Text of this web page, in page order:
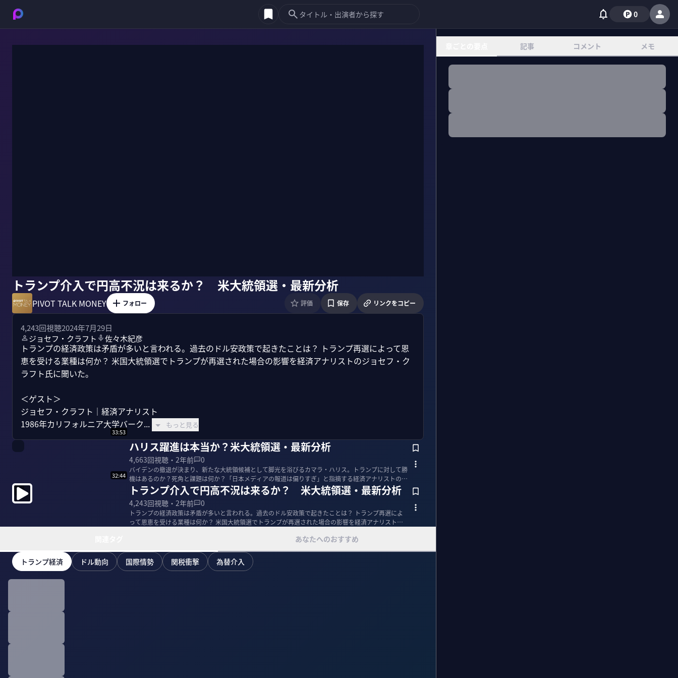
0
トランプ介入で円高不況は来るか？ 米大統領選・最新分析
PIVOT TALK MONEY フォロー 評価 保存 リンクをコピー
4,243回視聴2024年7月29日
ジョセフ・クラフト
佐々木紀彦
トランプの経済政策は矛盾が多いと言われる。過去のドル安政策で起きたことは？ トランプ再選によって恩
恵を受ける業種は何か？ 米国大統領選でトランプが再選された場合の影響を経済アナリストのジョセフ・ク
ラフト氏に聞いた。
＜ゲスト＞
ジョセフ・クラフト｜経済アナリスト
1986年カリフォルニア大学バーク...
もっと見る
33:53
ハリス躍進は本当か？米大統領選・最新分析
4,663回視聴・ 2年前 0
バイデンの撤退が決まり、新たな大統領候補として脚光を浴びるカマラ・ハリス。トランプに対して勝
機はあるのか？死角と課題は何か？「日本メディアの報道は偏りすぎ」と指摘する経済アナリストのジ
ョセフ・クラフト...
32:44
トランプ介入で円高不況は来るか？ 米大統領選・最新分析
4,243回視聴・ 2年前 0
トランプの経済政策は矛盾が多いと言われる。過去のドル安政策で起きたことは？ トランプ再選によ
って恩恵を受ける業種は何か？ 米国大統領選でトランプが再選された場合の影響を経済アナリストの
あなたへのおすすめ
トランプ経済 ドル動向 国際情勢 関税衝撃 為替介入
記事 コメント メモ